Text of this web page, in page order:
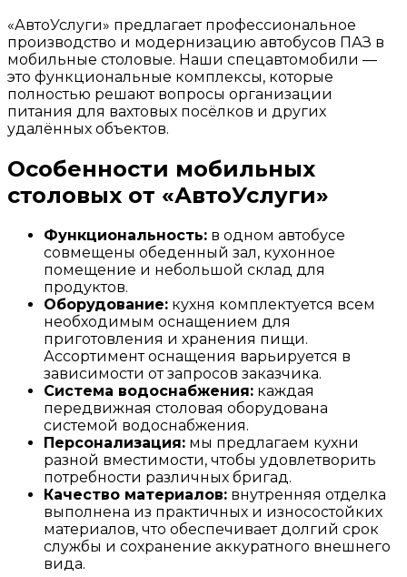
«АвтоУслуги» предлагает профессиональное
производство и модернизацию автобусов ПАЗ в
мобильные столовые. Наши спецавтомобили —
это функциональные комплексы, которые
полностью решают вопросы организации
питания для вахтовых посёлков и других
удалённых объектов.
Особенности мобильных
столовых от «АвтоУслуги»
Функциональность: в одном автобусе
совмещены обеденный зал, кухонное
помещение и небольшой склад для
продуктов.
Оборудование: кухня комплектуется всем
необходимым оснащением для
приготовления и хранения пищи.
Ассортимент оснащения варьируется в
зависимости от запросов заказчика.
Система водоснабжения: каждая
передвижная столовая оборудована
системой водоснабжения.
Персонализация: мы предлагаем кухни
разной вместимости, чтобы удовлетворить
потребности различных бригад.
Качество материалов: внутренняя отделка
выполнена из практичных и износостойких
материалов, что обеспечивает долгий срок
службы и сохранение аккуратного внешнего
вида.